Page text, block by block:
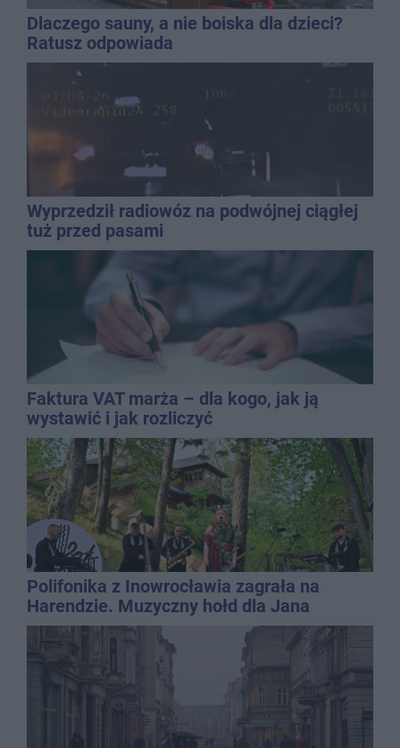
Dlaczego sauny, a nie boiska dla dzieci?
Ratusz odpowiada
Wyprzedził radiowóz na podwójnej ciągłej
tuż przed pasami
Faktura VAT marża – dla kogo, jak ją
wystawić i jak rozliczyć
Polifonika z Inowrocławia zagrała na
Harendzie. Muzyczny hołd dla Jana
Kasprowicza